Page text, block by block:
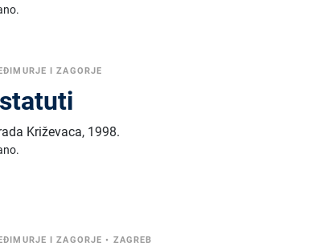
I ZAGORJE
Križevaca, 1998.
I ZAGORJE • ZAGREB